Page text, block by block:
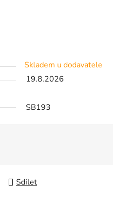
Skladem u dodavatele
19.8.2026
SB193
Sdílet